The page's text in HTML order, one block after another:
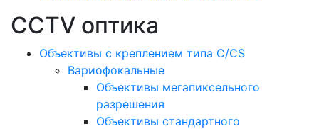
CCTV оптика
Объективы с креплением типа C/CS
Вариофокальные
Объективы мегапиксельного
разрешения
Объективы стандартного